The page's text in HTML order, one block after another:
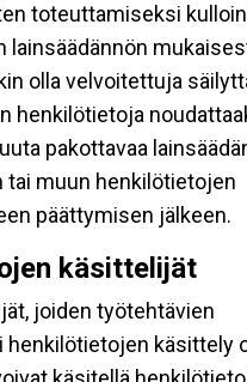
toteuttamiseksi
lainsäädännön
olla velvoitettuja
henkilötietoja
pakottavaa
tai muun henkilötietojen
päättymisen jälkeen.
käsittelijät
joiden työtehtävien
käsittely